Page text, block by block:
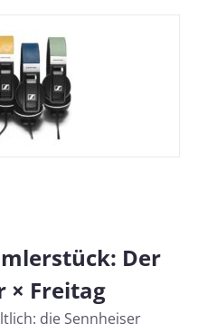
Der
× Freitag
die Sennheiser